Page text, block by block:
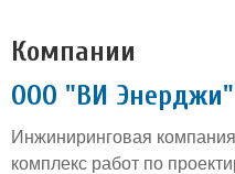
Компании
ООО "ВИ Энерджи"
Инжиниринговая
комплекс работ по